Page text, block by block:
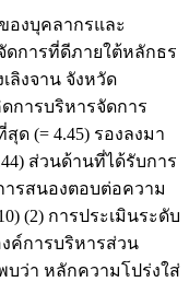
องบุคลากรและ
การที่ดีภายใต้หลักธร
ลิงจาน จังหวัด
การบริหารจัดการ
ด (= 4.45) รองลงมา
ส่วนด้านที่ได้รับการ
รสนองตอบต่อความ
(2) การประเมินระดับ
ค์การบริหารส่วน
บว่า หลักความโปร่งใส่